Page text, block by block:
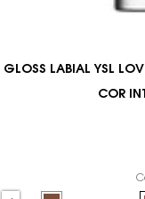
GLOSS LABIAL YSL
COR